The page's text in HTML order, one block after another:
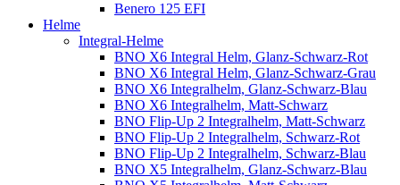
Benero 125 EFI
Helme
Integral-Helme
BNO X6 Integral Helm, Glanz-Schwarz-Rot
BNO X6 Integral Helm, Glanz-Schwarz-Grau
BNO X6 Integralhelm, Glanz-Schwarz-Blau
BNO X6 Integralhelm, Matt-Schwarz
BNO Flip-Up 2 Integralhelm, Matt-Schwarz
BNO Flip-Up 2 Integralhelm, Schwarz-Rot
BNO Flip-Up 2 Integralhelm, Schwarz-Blau
BNO X5 Integralhelm, Glanz-Schwarz-Blau